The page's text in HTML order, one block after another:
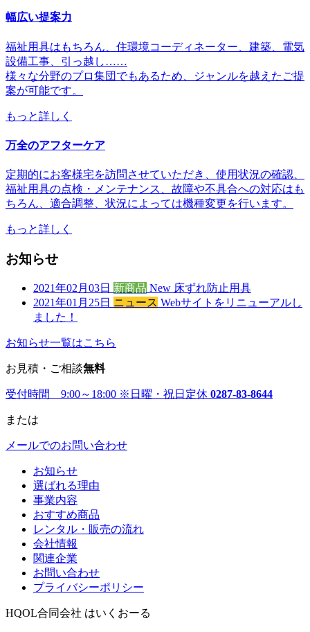
幅広い提案力
福祉用具はもちろん、住環境コーディネーター、建築、電気
設備工事、引っ越し……
様々な分野のプロ集団でもあるため、ジャンルを越えたご提
案が可能です。
もっと詳しく
万全のアフターケア
定期的にお客様宅を訪問させていただき、使用状況の確認、
福祉用具の点検・メンテナンス、故障や不具合への対応はも
ちろん、適合調整、状況によっては機種変更を行います。
もっと詳しく
お知らせ
2021年02月03日 新商品 New 床ずれ防止用具
2021年01月25日 ニュース Webサイトをリニューアルし
ました！
お知らせ一覧はこちら
お見積・ご相談無料
受付時間 9:00～18:00 ※日曜・祝日定休 0287-83-8644
または
メールでのお問い合わせ
お知らせ
選ばれる理由
事業内容
おすすめ商品
レンタル・販売の流れ
会社情報
関連企業
お問い合わせ
プライバシーポリシー
HQOL合同会社 はいくおーる